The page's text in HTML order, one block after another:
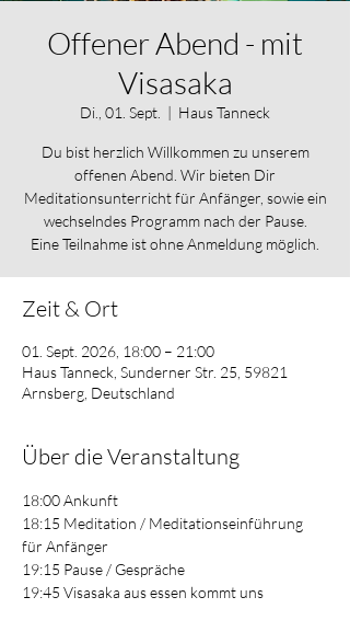
Offener Abend - mit
Visasaka
Di., 01. Sept.
  |
Haus Tanneck
Du bist herzlich Willkommen zu unserem
offenen Abend. Wir bieten Dir
Meditationsunterricht für Anfänger, sowie ein
wechselndes Programm nach der Pause.
Eine Teilnahme ist ohne Anmeldung möglich.
Zeit & Ort
01. Sept. 2026, 18:00 – 21:00
Haus Tanneck, Sunderner Str. 25, 59821
Arnsberg, Deutschland
Über die Veranstaltung
18:00 Ankunft
18:15 Meditation / Meditationseinführung
für Anfänger
19:15 Pause / Gespräche
19:45 Visasaka aus essen kommt uns